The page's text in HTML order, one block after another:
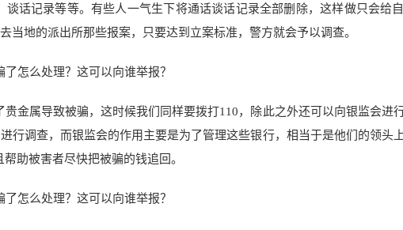
谈话记录等等。有些人一气生下将通话谈话记录全部删除，这样做只会给
当地的派出所那些报案，只要达到立案标准，警方就会予以调查。
金属导致被骗，这时候我们同样要拨打110，除此之外还可以向银监会进
行调查，而银监会的作用主要是为了管理这些银行，相当于是他们的领头
助被害者尽快把被骗的钱追回。